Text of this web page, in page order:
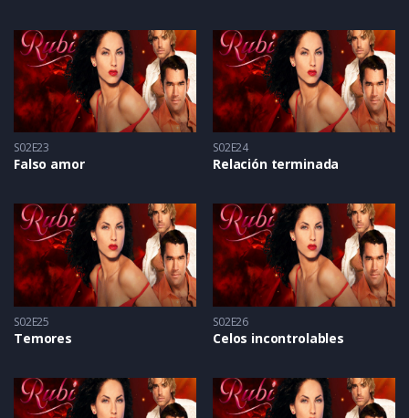
S02E23
Falso amor
S02E24
Relación terminada
S02E25
Temores
S02E26
Celos incontrolables